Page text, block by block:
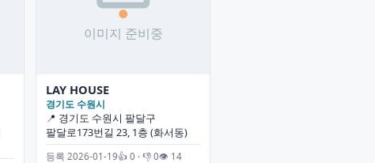
LAY HOUSE
경기도 수원시
📍 경기도 수원시 팔달구
팔달로173번길 23, 1층 (화서동)
등록 2026-01-19👍 0 · 👎 0👁 14